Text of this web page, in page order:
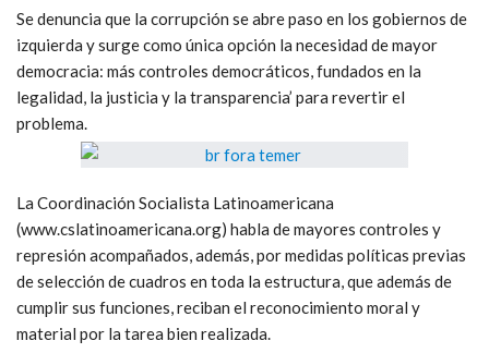
Se denuncia que la corrupción se abre paso en los gobiernos de
izquierda y surge como única opción la necesidad de mayor
democracia: más controles democráticos, fundados en la
legalidad, la justicia y la transparencia’ para revertir el
problema.
La Coordinación Socialista Latinoamericana
(www.cslatinoamericana.org) habla de mayores controles y
represión acompañados, además, por medidas políticas previas
de selección de cuadros en toda la estructura, que además de
cumplir sus funciones, reciban el reconocimiento moral y
material por la tarea bien realizada.